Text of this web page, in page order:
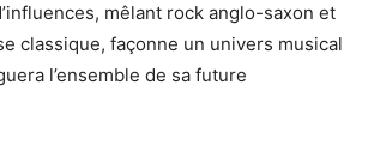
mêlant rock anglo-saxon et
classique, façonne un univers musical
l’ensemble de sa future